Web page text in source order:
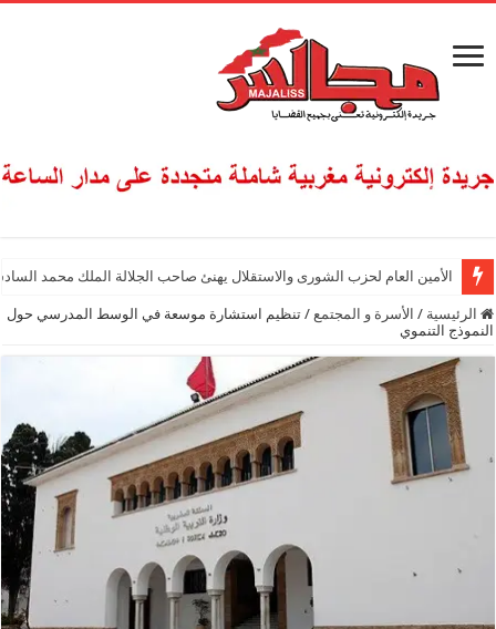
الأمين العام لحزب الشورى والاستقلال يهنئ صاحب الجلالة الملك محمد
الرئيسية / الأسرة و المجتمع / تنظيم استشارة موسعة في الوسط المدرسي حول
النموذج التنموي